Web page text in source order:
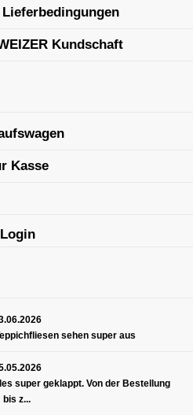
Kundschaft
Kasse
Login
sehen super aus
super geklappt. Von der Bestellung
bis z...